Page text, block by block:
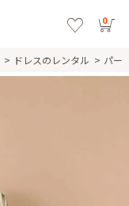
0
ドレスのレンタル パー